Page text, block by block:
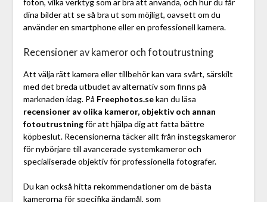
foton, vilka verktyg som är bra att använda, och hur du får
dina bilder att se så bra ut som möjligt, oavsett om du
använder en smartphone eller en professionell kamera.
Recensioner av kameror och fotoutrustning
Att välja rätt kamera eller tillbehör kan vara svårt, särskilt
med det breda utbudet av alternativ som finns på
marknaden idag. På Freephotos.sekan du läsa
recensioner av olika kameror, objektiv och annan
fotoutrustningför att hjälpa dig att fatta bättre
köpbeslut. Recensionerna täcker allt från instegskameror
för nybörjare till avancerade systemkameror och
specialiserade objektiv för professionella fotografer.
Du kan också hitta rekommendationer om de bästa
kamerorna för specifika ändamål, som